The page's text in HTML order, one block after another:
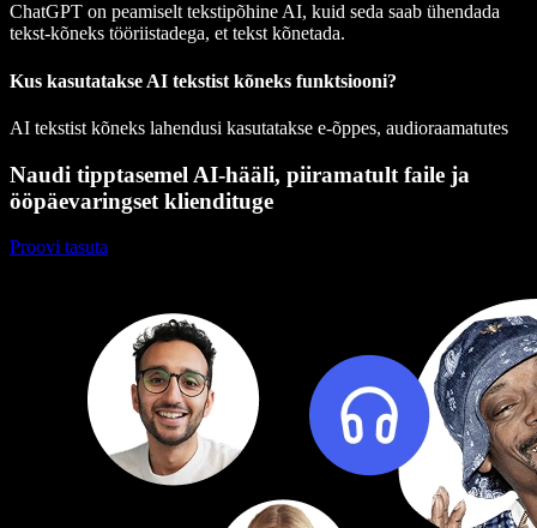
ChatGPT on peamiselt tekstipõhine AI, kuid seda saab ühendada
tekst-kõneks tööriistadega, et tekst kõnetada.
Kus kasutatakse AI tekstist kõneks funktsiooni?
AI tekstist kõneks lahendusi kasutatakse e-õppes, audioraamatutes
Naudi tipptasemel AI-hääli, piiramatult faile ja
ööpäevaringset kliendituge
Proovi tasuta